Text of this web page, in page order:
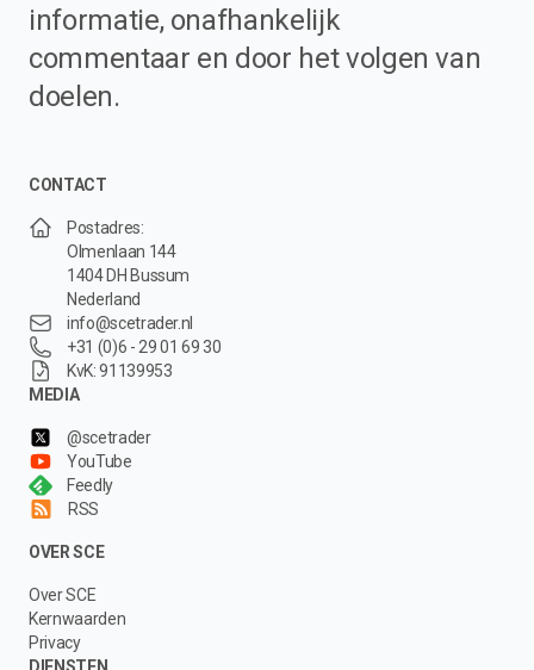
informatie, onafhankelijk
commentaar en door het volgen van
doelen.
CONTACT
Postadres:
Olmenlaan 144
1404 DH Bussum
Nederland
info@scetrader.nl
+31 (0)6 - 29 01 69 30
KvK: 91139953
MEDIA
@scetrader
YouTube
Feedly
RSS
OVER SCE
Over SCE
Kernwaarden
Privacy